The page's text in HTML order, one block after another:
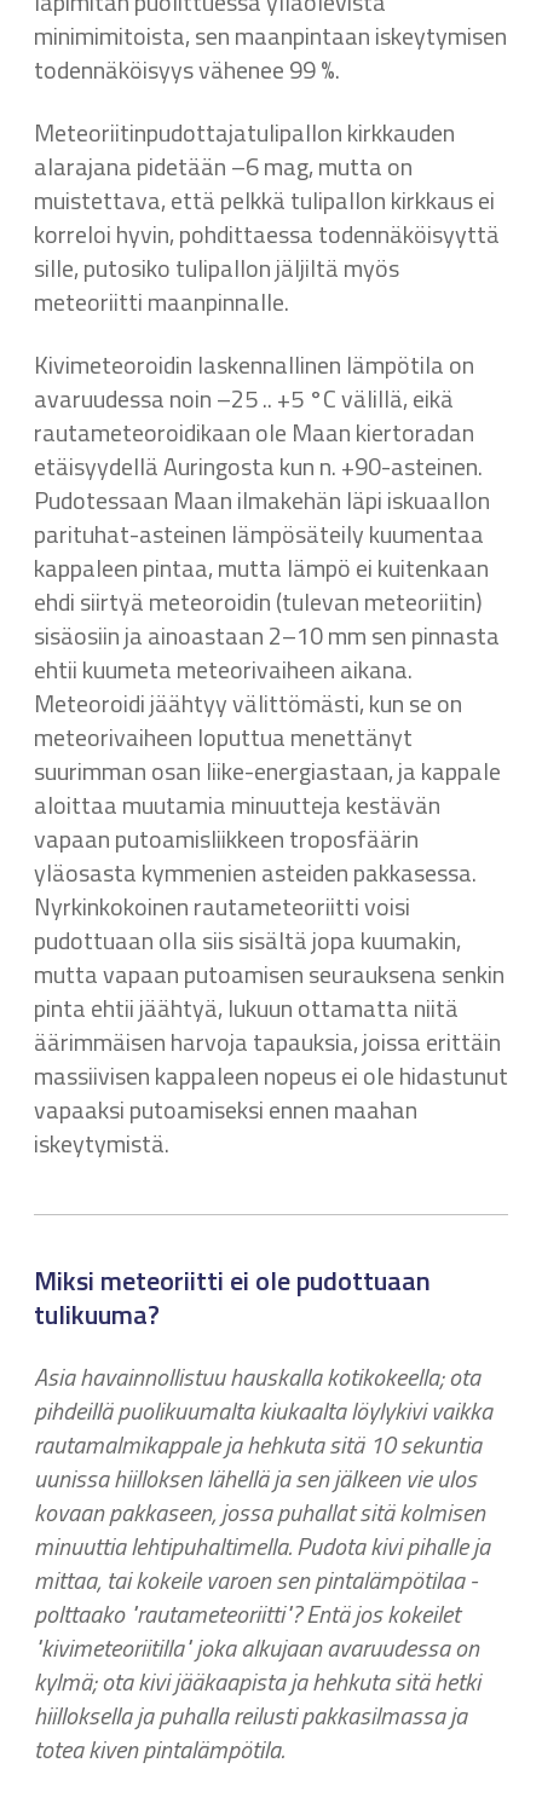
minimimitoista, sen maanpintaan iskeytymisen
todennäköisyys vähenee 99 %.
Meteoriitinpudottajatulipallon kirkkauden
alarajana pidetään –6 mag, mutta on
muistettava, että pelkkä tulipallon kirkkaus ei
korreloi hyvin, pohdittaessa todennäköisyyttä
sille, putosiko tulipallon jäljiltä myös
meteoriitti maanpinnalle.
Kivimeteoroidin laskennallinen lämpötila on
avaruudessa noin –25 .. +5 °C välillä, eikä
rautameteoroidikaan ole Maan kiertoradan
etäisyydellä Auringosta kun n. +90-asteinen.
Pudotessaan Maan ilmakehän läpi iskuaallon
parituhat-asteinen lämpösäteily kuumentaa
kappaleen pintaa, mutta lämpö ei kuitenkaan
ehdi siirtyä meteoroidin (tulevan meteoriitin)
sisäosiin ja ainoastaan 2–10 mm sen pinnasta
ehtii kuumeta meteorivaiheen aikana.
Meteoroidi jäähtyy välittömästi, kun se on
meteorivaiheen loputtua menettänyt
suurimman osan liike-energiastaan, ja kappale
aloittaa muutamia minuutteja kestävän
vapaan putoamisliikkeen troposfäärin
yläosasta kymmenien asteiden pakkasessa.
Nyrkinkokoinen rautameteoriitti voisi
pudottuaan olla siis sisältä jopa kuumakin,
mutta vapaan putoamisen seurauksena senkin
pinta ehtii jäähtyä, lukuun ottamatta niitä
äärimmäisen harvoja tapauksia, joissa erittäin
massiivisen kappaleen nopeus ei ole hidastunut
vapaaksi putoamiseksi ennen maahan
iskeytymistä.
Miksi meteoriitti ei ole pudottuaan
tulikuuma?
Asia havainnollistuu hauskalla kotikokeella; ota
pihdeillä puolikuumalta kiukaalta löylykivi vaikka
rautamalmikappale ja hehkuta sitä 10 sekuntia
uunissa hiilloksen lähellä ja sen jälkeen vie ulos
kovaan pakkaseen, jossa puhallat sitä kolmisen
minuuttia lehtipuhaltimella. Pudota kivi pihalle ja
mittaa, tai kokeile varoen sen pintalämpötilaa -
polttaako "rautameteoriitti"? Entä jos kokeilet
"kivimeteoriitilla" joka alkujaan avaruudessa on
kylmä; ota kivi jääkaapista ja hehkuta sitä hetki
hiilloksella ja puhalla reilusti pakkasilmassa ja
totea kiven pintalämpötila.